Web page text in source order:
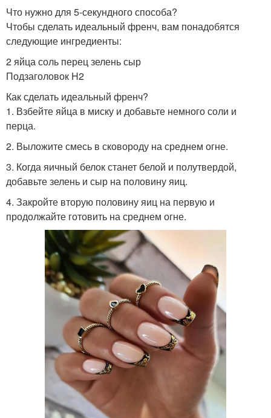
Что нужно для 5-секундного способа?
Чтобы сделать идеальный френч, вам понадобятся
следующие ингредиенты:
2 яйца соль перец зелень сыр
Подзаголовок H2
Как сделать идеальный френч?
1. Взбейте яйца в миску и добавьте немного соли и
перца.
2. Выложите смесь в сковороду на среднем огне.
3. Когда яичный белок станет белой и полутвердой,
добавьте зелень и сыр на половину яиц.
4. Закройте вторую половину яиц на первую и
продолжайте готовить на среднем огне.